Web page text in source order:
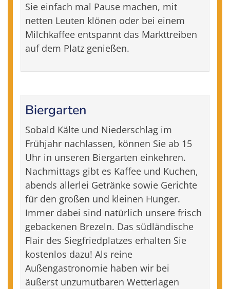
Sie einfach mal Pause machen, mit
netten Leuten klönen oder bei einem
Milchkaffee entspannt das Markttreiben
auf dem Platz genießen.
Biergarten
Sobald Kälte und Niederschlag im
Frühjahr nachlassen, können Sie ab 15
Uhr in unseren Biergarten einkehren.
Nachmittags gibt es Kaffee und Kuchen,
abends allerlei Getränke sowie Gerichte
für den großen und kleinen Hunger.
Immer dabei sind natürlich unsere frisch
gebackenen Brezeln. Das südländische
Flair des Siegfriedplatzes erhalten Sie
kostenlos dazu! Als reine
Außengastronomie haben wir bei
äußerst unzumutbaren Wetterlagen